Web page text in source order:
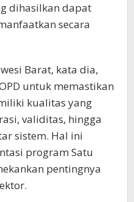
dihasilkan dapat
secara
Barat, kata dia,
untuk memastikan
kualitas yang
validitas, hingga
sistem. Hal ini
program Satu
pentingnya